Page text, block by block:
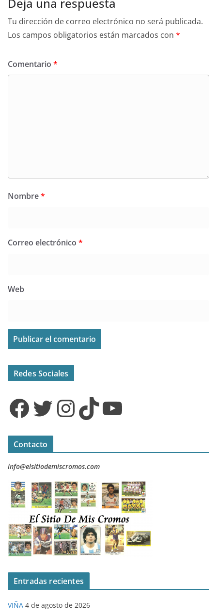
Deja una respuesta
Tu dirección de correo electrónico no será publicada.
Los campos obligatorios están marcados con *
Comentario *
Nombre*
Correo electrónico *
Web
Redes Sociales
Facebook Twitter InstagramTikTok YouTube
Contacto
info@elsitiodemiscromos.com
Entradas recientes
VIÑA 4 de agosto de 2026